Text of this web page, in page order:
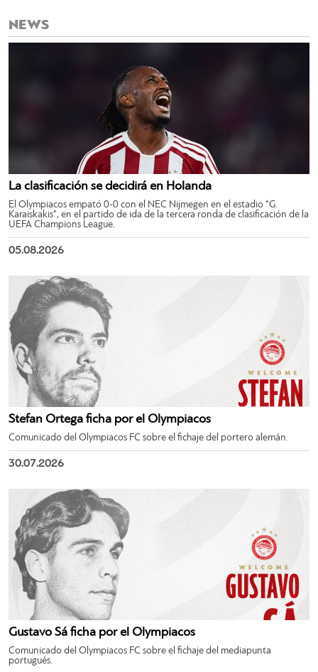
NEWS
La clasificación se decidirá en Holanda
El Olympiacos empató 0-0 con el NEC Nijmegen en el estadio “G.
Karaiskakis”, en el partido de ida de la tercera ronda de clasificación de la
UEFA Champions League.
05.08.2026
Stefan Ortega ficha por el Olympiacos
Comunicado del Olympiacos FC sobre el fichaje del portero alemán.
30.07.2026
Gustavo Sá ficha por el Olympiacos
Comunicado del Olympiacos FC sobre el fichaje del mediapunta
portugués.